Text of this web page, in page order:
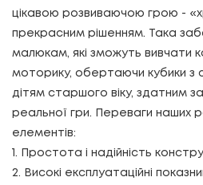
цікавою розвиваючою грою -
прекрасним рішенням. Така
малюкам, які зможуть вивчати
моторику, обертаючи кубики з
дітям старшого віку, здатним
реальної гри. Переваги наших
елементів:
1. Простота і надійність
2. Високі експлуатаційні